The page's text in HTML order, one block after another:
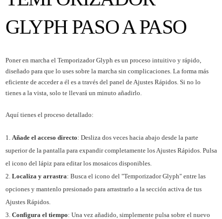
GLYPH PASO A PASO
Poner en marcha el Temporizador Glyph es un proceso intuitivo y rápido,
diseñado para que lo uses sobre la marcha sin complicaciones. La forma más
eficiente de acceder a él es a través del panel de Ajustes Rápidos. Si no lo
tienes a la vista, solo te llevará un minuto añadirlo.
Aquí tienes el proceso detallado:
Añade el acceso directo: Desliza dos veces hacia abajo desde la parte
superior de la pantalla para expandir completamente los Ajustes Rápidos. Pulsa
el icono del lápiz para editar los mosaicos disponibles.
Localiza y arrastra: Busca el icono del "Temporizador Glyph" entre las
opciones y mantenlo presionado para arrastrarlo a la sección activa de tus
Ajustes Rápidos.
Configura el tiempo: Una vez añadido, simplemente pulsa sobre el nuevo